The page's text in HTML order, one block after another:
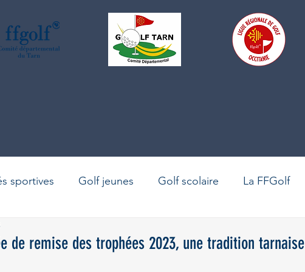
sportives Golf jeunes Golf scolaire La FFGolf
de remise des trophées 2023, une tradition tarnaise